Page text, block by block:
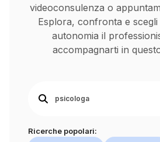
videoconsulenza o
Esplora, confronta e
autonomia il
accompagnarti in
Ricerche popolari: